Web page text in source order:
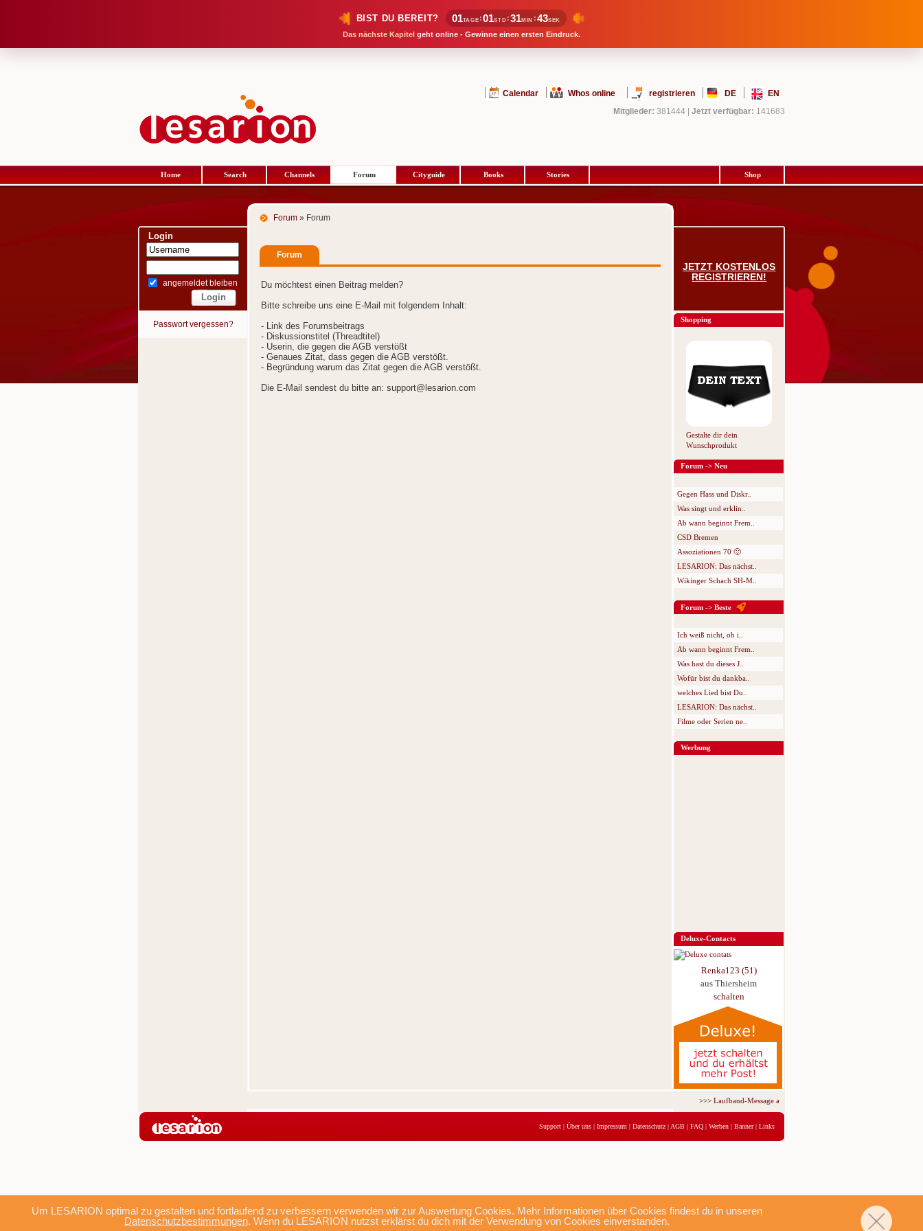
BIST DU BEREIT? 01TAGE :01STD :31MIN :43SEK
Das nächste Kapitel geht online - Gewinne einen ersten Eindruck.
Um LESARION optimal zu gestalten und fortlaufend zu verbessern verwenden wir zur Auswertung Cookies. Mehr Informationen über Cookies findest du in unseren
Datenschutzbestimmungen. Wenn du LESARION nutzst erklärst du dich mit der Verwendung von Cookies einverstanden.
Calendar Whos online registrieren DE
EN
Mitglieder: 381444 Jetzt verfügbar: 141683
Home Search Channels Forum Cityguide Books Stories Shop
Login
angemeldet bleiben
Passwort vergessen?
Forum » Forum
Forum
Du möchtest einen Beitrag melden?
Bitte schreibe uns eine E-Mail mit folgendem Inhalt:
- Link des Forumsbeitrags
- Diskussionstitel (Threadtitel)
- Userin, die gegen die AGB verstößt
- Genaues Zitat, dass gegen die AGB verstößt.
- Begründung warum das Zitat gegen die AGB verstößt.
Die E-Mail sendest du bitte an: support@lesarion.com
JETZT KOSTENLOS
REGISTRIEREN!
Shopping
Gestalte dir dein
Wunschprodukt
Forum -> Neu
Gegen Hass und Diskr..
Was singt und erklin..
Ab wann beginnt Frem..
CSD Bremen
Assoziationen 70 🙂
LESARION: Das nächst..
Wikinger Schach SH-M..
Forum -> Beste
Ich weiß nicht, ob i..
Ab wann beginnt Frem..
Was hast du dieses J..
Wofür bist du dankba..
welches Lied bist Du..
LESARION: Das nächst..
Filme oder Serien ne..
Werbung
Deluxe-Contacts
Renka123 (51)
aus Thiersheim
schalten
>>>Laufband-Message ab nur 5,95 € für 3 Tage!
Support | Über uns | Impressum | Datenschutz | AGB | FAQ | Werben | Banner| Links